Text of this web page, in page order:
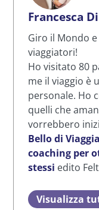
Francesca
Giro il Mondo
viaggiatori!
Ho visitato 80
me il viaggio è
personale. Ho
quelli che
vorrebbero
Bello di
coaching per
stessi edito
Visualizza